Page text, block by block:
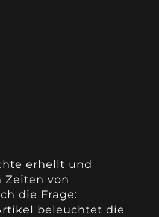
erhellt und
Zeiten von
die Frage:
beleuchtet die